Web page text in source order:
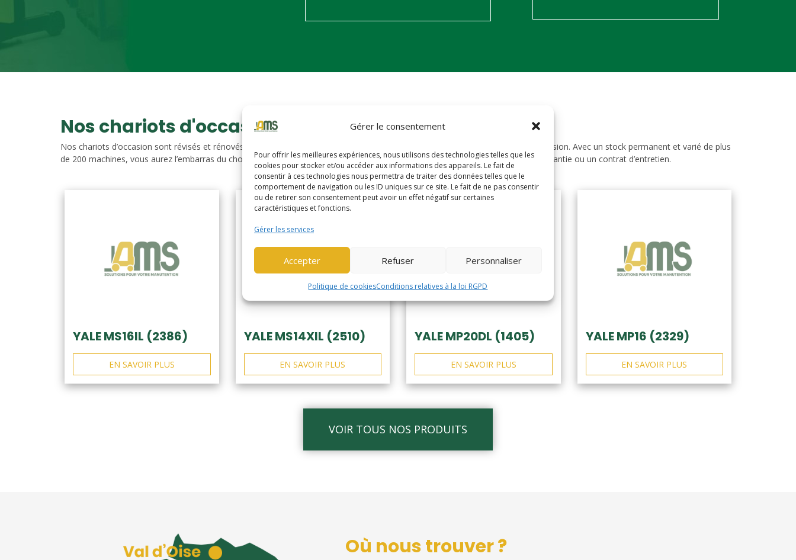
Gérer le consentement
Pour offrir les meilleures expériences, nous utilisons des technologies telles que les
cookies pour stocker et/ou accéder aux informations des appareils. Le fait de
consentir à ces technologies nous permettra de traiter des données telles que le
comportement de navigation ou les ID uniques sur ce site. Le fait de ne pas consentir
ou de retirer son consentement peut avoir un effet négatif sur certaines
caractéristiques et fonctions.
Gérer les services
Accepter Refuser Personnaliser
Politique de cookiesConditions relatives à la loi RGPD
Nos chariots d'occasion
Nos chariots d’occasion sont révisés et rénovés. Vous trouverez ci-dessous notre catalogue de matériels de manutention d’occasion. Avec un stock permanent et varié de plus
de 200 machines, vous aurez l’embarras du choix. Nos chariots sont révisés, reconditionnés, repeints, prêts à partir avec une garantie ou un contrat d’entretien.
YALE MS16IL (2386)
EN SAVOIR PLUS
YALE MS14XIL (2510)
EN SAVOIR PLUS
YALE MP20DL (1405)
EN SAVOIR PLUS
YALE MP16 (2329)
EN SAVOIR PLUS
VOIR TOUS NOS PRODUITS
Où nous trouver ?